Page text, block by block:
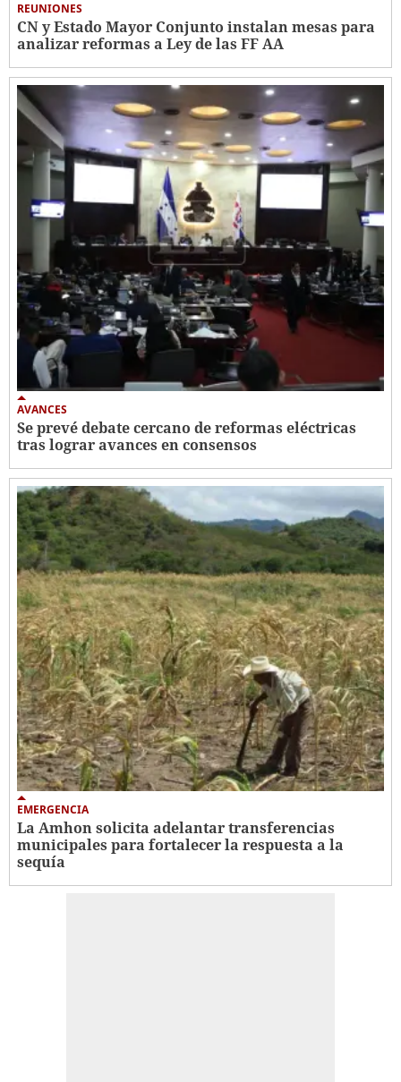
REUNIONES
CN y Estado Mayor Conjunto instalan mesas para
analizar reformas a Ley de las FF AA
AVANCES
Se prevé debate cercano de reformas eléctricas
tras lograr avances en consensos
EMERGENCIA
La Amhon solicita adelantar transferencias
municipales para fortalecer la respuesta a la
sequía